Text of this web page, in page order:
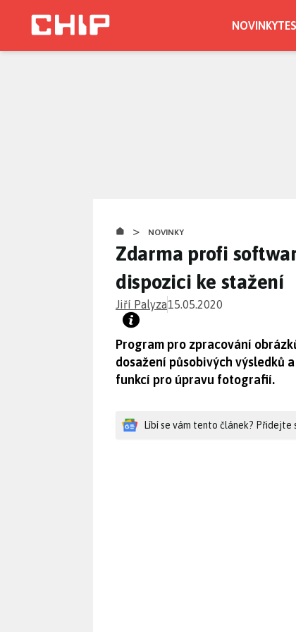
NOVINKY
> NOVINKY
Zdarma profi
dispozici ke stažení
Jiří Palyza15.05.2020
Program pro zpracování
dosažení působivých výsledků
funkcí pro úpravu fotografií.
Líbí se vám tento článek? Přidejte